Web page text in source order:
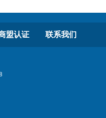
盟认证 联系我们